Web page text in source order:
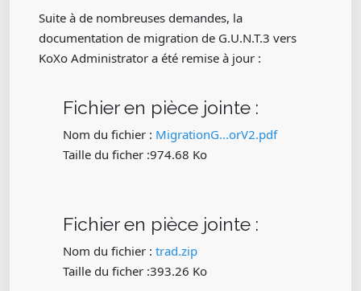
Suite à de nombreuses demandes, la
documentation de migration de G.U.N.T.3 vers
KoXo Administrator a été remise à jour :
Fichier en pièce jointe :
Nom du fichier : MigrationG...orV2.pdf
Taille du ficher :974.68 Ko
Fichier en pièce jointe :
Nom du fichier : trad.zip
Taille du ficher :393.26 Ko